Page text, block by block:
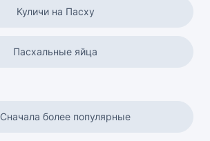
Куличи на Пасху
Пасхальные яйца
Сначала более популярные